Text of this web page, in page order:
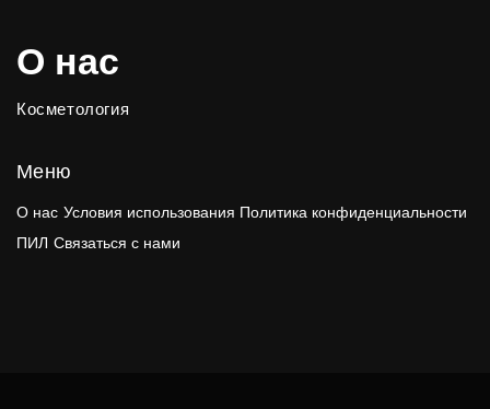
О нас
Косметология
Меню
О нас Условия использования Политика конфиденциальности
ПИЛ Связаться с нами